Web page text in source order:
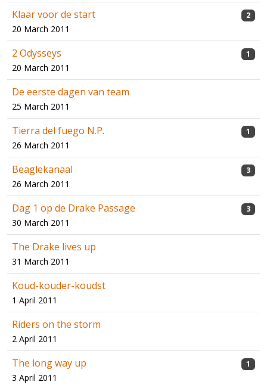
Klaar voor de start
20 March 2011
2
2 Odysseys
20 March 2011
1
De eerste dagen van team
25 March 2011
Tierra del fuego N.P.
26 March 2011
1
Beaglekanaal
26 March 2011
3
Dag 1 op de Drake Passage
30 March 2011
3
The Drake lives up
31 March 2011
Koud-kouder-koudst
1 April 2011
Riders on the storm
2 April 2011
The long way up
3 April 2011
1